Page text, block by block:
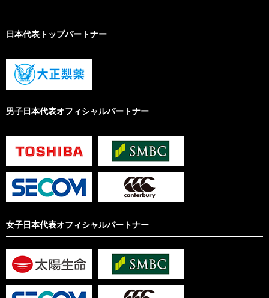
日本代表トップパートナー
男子日本代表オフィシャルパートナー
女子日本代表オフィシャルパートナー